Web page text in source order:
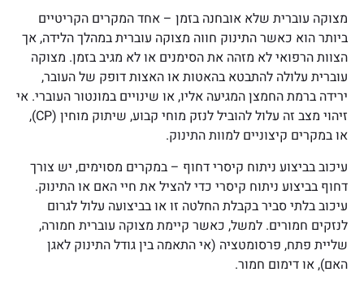
מצוקה עוברית שלא אובחנה בזמן – אחד המקרים הקריטיים
ביותר הוא כאשר התינוק חווה מצוקה עוברית במהלך הלידה, אך
הצוות הרפואי לא מזהה את הסימנים או לא מגיב בזמן. מצוקה
עוברית עלולה להתבטא בהאטות או האצות דופק של העובר,
ירידה ברמת החמצן המגיעה אליו, או שינויים במונטור העוברי. אי
זיהוי מצב זה עלול להוביל לנזק מוחי קבוע, שיתוק מוחין (CP),
או במקרים קיצוניים למוות התינוק.
עיכוב בביצוע ניתוח קיסרי דחוף – במקרים מסוימים, יש צורך
דחוף בביצוע ניתוח קיסרי כדי להציל את חיי האם או התינוק.
עיכוב בלתי סביר בקבלת החלטה זו או בביצועה עלול לגרום
לנזקים חמורים. למשל, כאשר קיימת מצוקה עוברית חמורה,
שליית פתח, פרסומטציה (אי התאמה בין גודל התינוק לאגן
האם), או דימום חמור.